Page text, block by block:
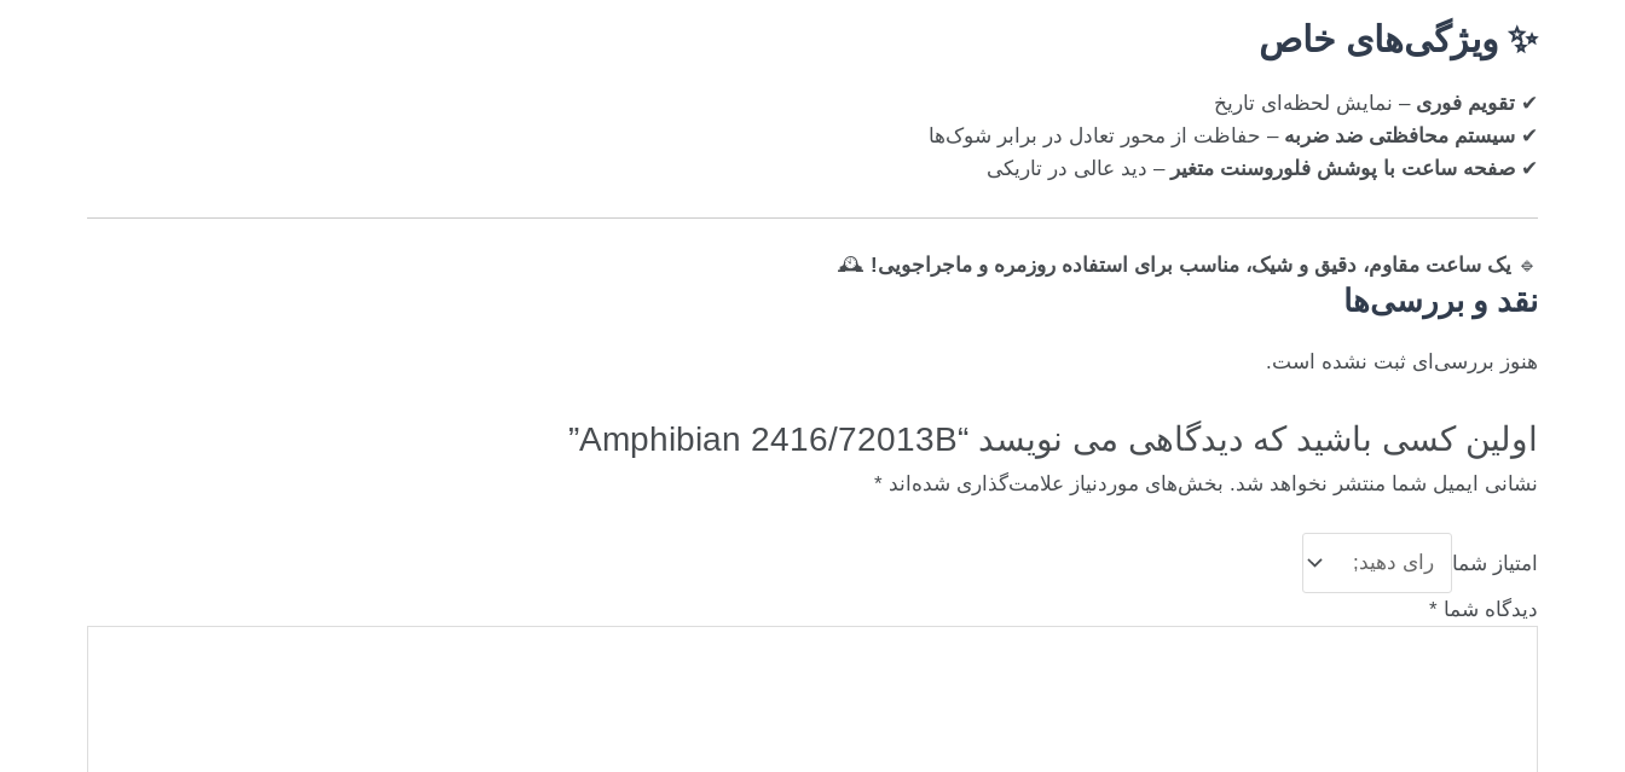
✨ ویژگی‌های خاص
✔ تقویم فوری – نمایش لحظه‌ای تاریخ
✔ سیستم محافظتی ضد ضربه – حفاظت از محور تعادل در برابر شوک‌ها
✔ صفحه ساعت با پوشش فلوروسنت متغیر – دید عالی در تاریکی
🔹 یک ساعت مقاوم، دقیق و شیک، مناسب برای استفاده روزمره و ماجراجویی! 🕰
نقد و بررسی‌ها
هنوز بررسی‌ای ثبت نشده است.
اولین کسی باشید که دیدگاهی می نویسد “Amphibian 2416/72013B”
نشانی ایمیل شما منتشر نخواهد شد. بخش‌های موردنیاز علامت‌گذاری شده‌اند *
امتیاز شما
دیدگاه شما *